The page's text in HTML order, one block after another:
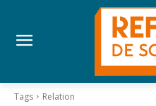
Tags Relation